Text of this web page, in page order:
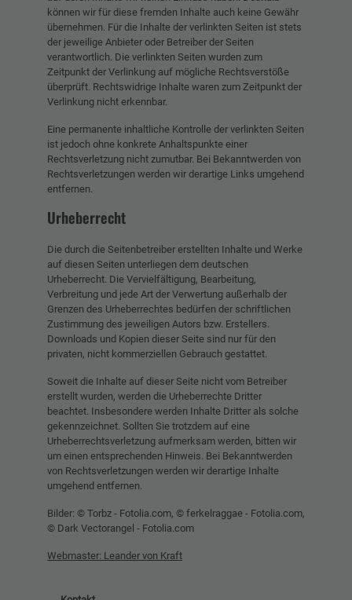
können wir für diese fremden Inhalte auch keine Gewähr
übernehmen. Für die Inhalte der verlinkten Seiten ist stets
der jeweilige Anbieter oder Betreiber der Seiten
verantwortlich. Die verlinkten Seiten wurden zum
Zeitpunkt der Verlinkung auf mögliche Rechtsverstöße
überprüft. Rechtswidrige Inhalte waren zum Zeitpunkt der
Verlinkung nicht erkennbar.
Eine permanente inhaltliche Kontrolle der verlinkten Seiten
ist jedoch ohne konkrete Anhaltspunkte einer
Rechtsverletzung nicht zumutbar. Bei Bekanntwerden von
Rechtsverletzungen werden wir derartige Links umgehend
entfernen.
Urheberrecht
Die durch die Seitenbetreiber erstellten Inhalte und Werke
auf diesen Seiten unterliegen dem deutschen
Urheberrecht. Die Vervielfältigung, Bearbeitung,
Verbreitung und jede Art der Verwertung außerhalb der
Grenzen des Urheberrechtes bedürfen der schriftlichen
Zustimmung des jeweiligen Autors bzw. Erstellers.
Downloads und Kopien dieser Seite sind nur für den
privaten, nicht kommerziellen Gebrauch gestattet.
Soweit die Inhalte auf dieser Seite nicht vom Betreiber
erstellt wurden, werden die Urheberrechte Dritter
beachtet. Insbesondere werden Inhalte Dritter als solche
gekennzeichnet. Sollten Sie trotzdem auf eine
Urheberrechtsverletzung aufmerksam werden, bitten wir
um einen entsprechenden Hinweis. Bei Bekanntwerden
von Rechtsverletzungen werden wir derartige Inhalte
umgehend entfernen.
Bilder: © Torbz - Fotolia.com, © ferkelraggae - Fotolia.com,
© Dark Vectorangel - Fotolia.com
Webmaster: Leander von Kraft